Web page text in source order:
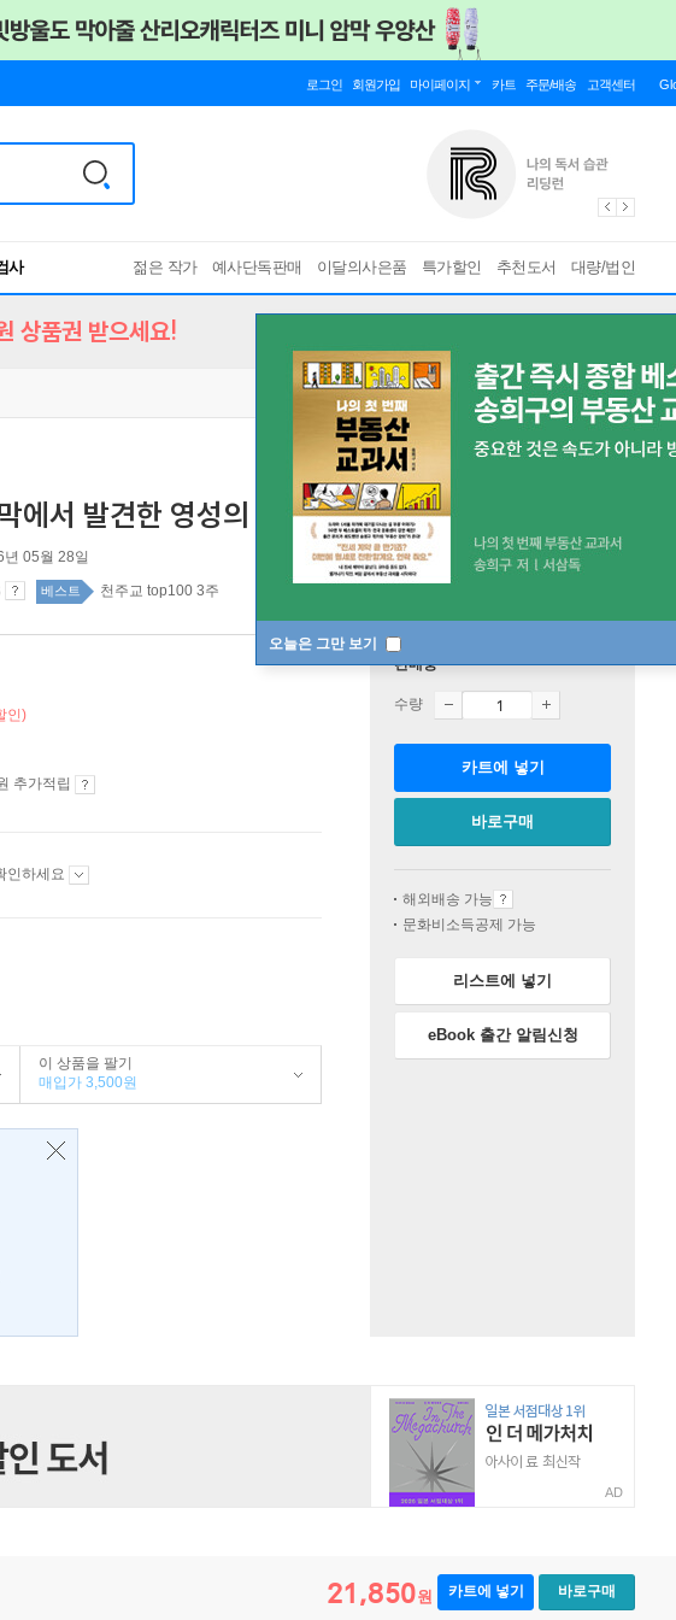
로그인 회원가입 마이페이지 카트 주문/배송 고객센터
사
젊은 작가 예사단독판매 이달의사은품 특가할인 추천도서 대량/법인
오늘은 그만 보기
상품권 받으세요!
에서 발견한 영성의 보화 2
05월 28일
베스트 천주교 top100 3주
인)
추가적립
인하세요
이 상품을 팔기
매입가 3,500원
판매중
수량
카트에 넣기
바로구매
해외배송 가능
문화비소득공제 가능
리스트에 넣기
eBook 출간 알림신청
AD
21,850원 카트에 넣기 바로구매